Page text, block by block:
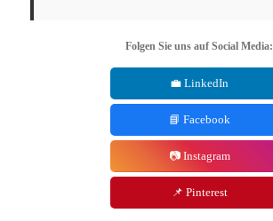
Folgen Sie uns auf Social Media:
💼 LinkedIn
📘 Facebook
📷 Instagram
📌 Pinterest